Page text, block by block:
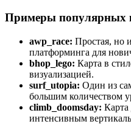
Примеры популярных
awp_race: Простая, но
платформинга для
bhop_lego: Карта в
визуализацией.
surf_utopia: Один из
большим количеством
climb_doomsday:
интенсивным